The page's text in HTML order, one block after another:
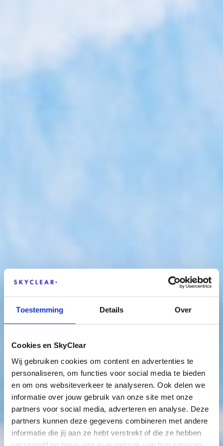
Toestemming Details Over
Cookies en SkyClear
Wij gebruiken cookies om content en advertenties te
personaliseren, om functies voor social media te bieden
en om ons websiteverkeer te analyseren. Ook delen we
informatie over jouw gebruik van onze site met onze
partners voor social media, adverteren en analyse. Deze
partners kunnen deze gegevens combineren met andere
informatie die jij aan ze hebt verstrekt of die ze hebben
Hoe Business Analyse
bedrijven helpt